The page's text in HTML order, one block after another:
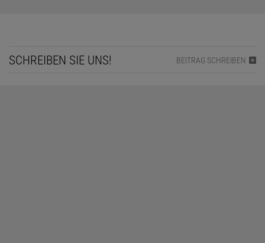
SCHREIBEN SIE UNS! BEITRAG SCHREIBEN